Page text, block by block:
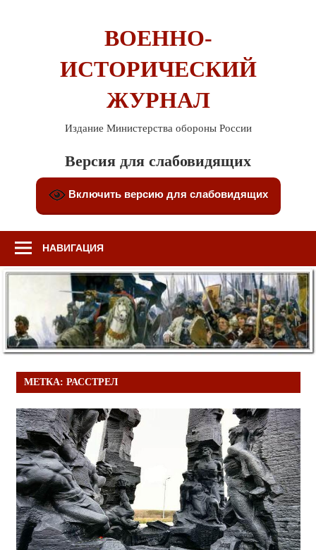
ВОЕННО-
ИСТОРИЧЕСКИЙ
ЖУРНАЛ
Издание Министерства обороны России
Версия для слабовидящих
Включить версию для слабовидящих
НАВИГАЦИЯ
МЕТКА: РАССТРЕЛ